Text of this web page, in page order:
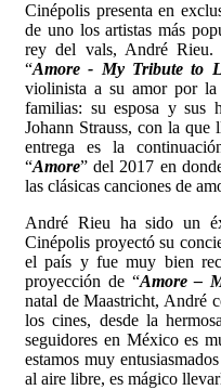
Cinépolis presenta en
de uno los artistas más
rey del vals, André
“Amore - My Tribute to
violinista a su amor por
familias: su esposa y sus
Johann Strauss, con la que
entrega es la
“Amore” del 2017 en
las clásicas canciones de
André Rieu ha sido un
Cinépolis proyectó su
el país y fue muy bien
proyección de “Amore –
natal de Maastricht, André
los cines, desde la
seguidores en México es
estamos muy
al aire libre, es mágico